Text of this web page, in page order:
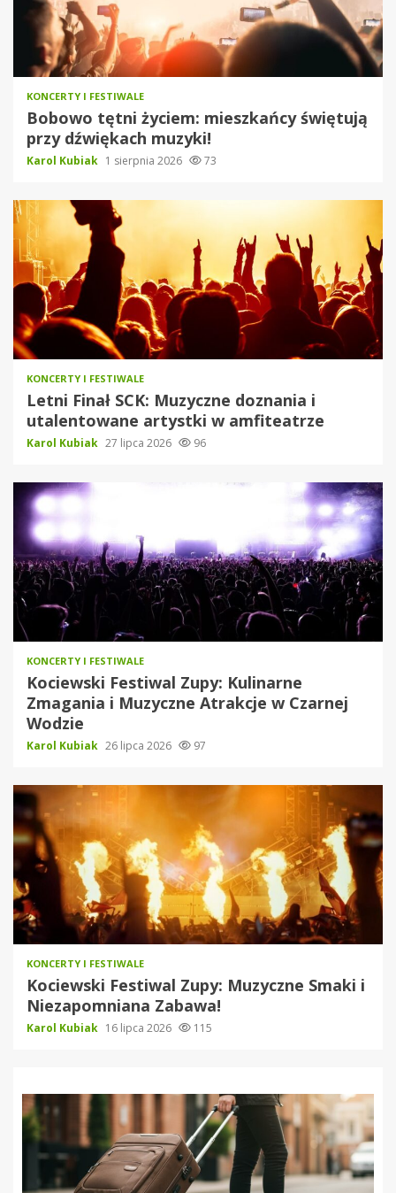
KONCERTY I FESTIWALE
Bobowo tętni życiem: mieszkańcy świętują
przy dźwiękach muzyki!
Karol Kubiak 1 sierpnia 2026 73
KONCERTY I FESTIWALE
Letni Finał SCK: Muzyczne doznania i
utalentowane artystki w amfiteatrze
Karol Kubiak 27 lipca 2026 96
KONCERTY I FESTIWALE
Kociewski Festiwal Zupy: Kulinarne
Zmagania i Muzyczne Atrakcje w Czarnej
Wodzie
Karol Kubiak 26 lipca 2026 97
KONCERTY I FESTIWALE
Kociewski Festiwal Zupy: Muzyczne Smaki i
Niezapomniana Zabawa!
Karol Kubiak 16 lipca 2026 115